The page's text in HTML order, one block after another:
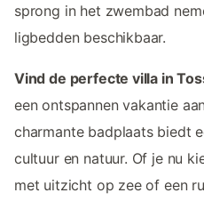
sprong in het zwembad
ligbedden beschikbaar.
Vind de perfecte villa in
een ontspannen vakantie
charmante badplaats biedt
cultuur en natuur. Of je nu
met uitzicht op zee of een